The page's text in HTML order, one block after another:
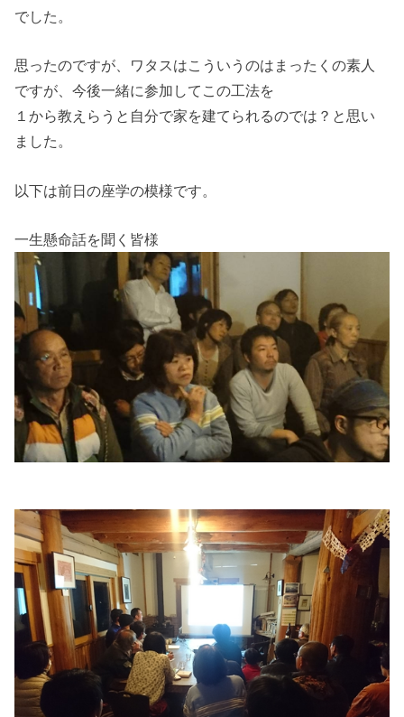
でした。
思ったのですが、ワタスはこういうのはまったくの素人
ですが、今後一緒に参加してこの工法を
１から教えらうと自分で家を建てられるのでは？と思い
ました。
以下は前日の座学の模様です。
一生懸命話を聞く皆様